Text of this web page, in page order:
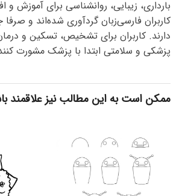
بارداری، زیبایی، روانشناسی برای آموزش و
کاربران فارسی‌زبان گردآوری شده‌اند و صرفا
دارند. کاربران برای تشخیص، تسکین و
پزشکی و سلامتی ابتدا با پزشک مشورت
ممکن است به این مطالب نیز علاقمند